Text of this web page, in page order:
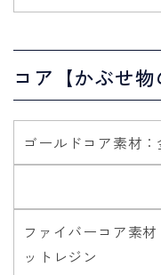
コア【かぶせ物
ゴールドコア素材
ファイバーコア素
ットレジン